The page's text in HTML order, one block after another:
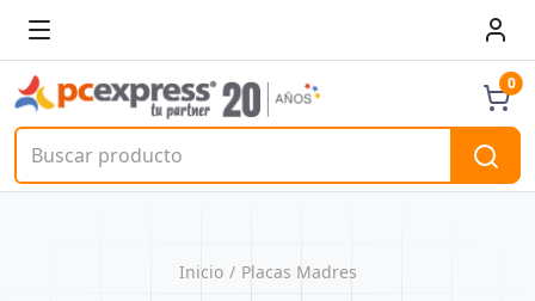
0
Inicio Placas Madres